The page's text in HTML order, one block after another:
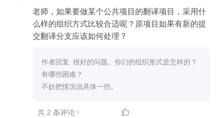
老师，如果要做某个公共项目的翻译项目，采用什
么样的组织方式比较合适呢？原项目如果有新的提
交翻译分支应该如何处理？
作者回复: 很好的问题。你们的组织形式是怎样的？
有哪些困难？
不妨把情况说具体一些。
共 2 条评论 